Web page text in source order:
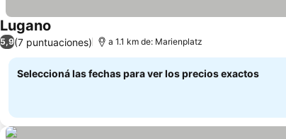
Lugano
5,9(7 puntuaciones) a 1.1 km de: Marienplatz
Seleccioná las fechas para ver los precios exactos